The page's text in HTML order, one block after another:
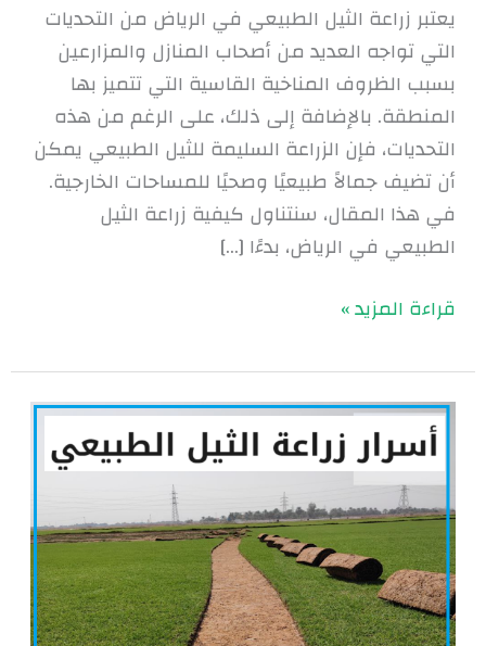
يعتبر زراعة الثيل الطبيعي في الرياض من التحديات
التي تواجه العديد من أصحاب المنازل والمزارعين
بسبب الظروف المناخية القاسية التي تتميز بها
المنطقة. بالإضافة إلى ذلك، على الرغم من هذه
التحديات، فإن الزراعة السليمة للثيل الطبيعي يمكن
أن تضيف جمالاً طبيعيًا وصحيًا للمساحات الخارجية.
في هذا المقال، سنتناول كيفية زراعة الثيل
الطبيعي في الرياض، بدءًا […]
قراءة المزيد »
أسرار
زراعة
الثيل
الطبيعي
بالرياض
|
0560048269